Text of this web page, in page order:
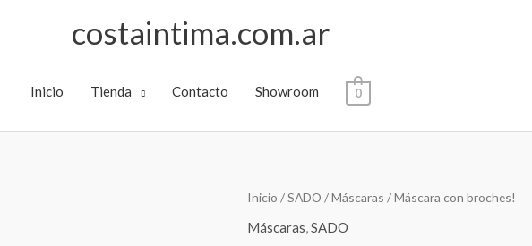
costaintima.com.ar
Inicio Tienda Contacto Showroom 0
Inicio /SADO /Máscaras / Máscara con broches!
Máscaras,SADO
Máscara
con